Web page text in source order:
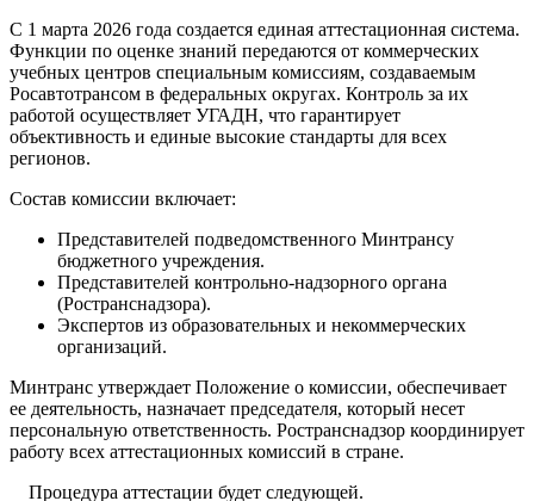
С 1 марта 2026 года создается единая аттестационная система.
Функции по оценке знаний передаются от коммерческих
учебных центров специальным комиссиям, создаваемым
Росавтотрансом в федеральных округах. Контроль за их
работой осуществляет УГАДН, что гарантирует
объективность и единые высокие стандарты для всех
регионов.
Состав комиссии включает:
Представителей подведомственного Минтрансу
бюджетного учреждения.
Представителей контрольно-надзорного органа
(Ространснадзора).
Экспертов из образовательных и некоммерческих
организаций.
Минтранс утверждает Положение о комиссии, обеспечивает
ее деятельность, назначает председателя, который несет
персональную ответственность. Ространснадзор координирует
работу всех аттестационных комиссий в стране.
Процедура аттестации будет следующей.